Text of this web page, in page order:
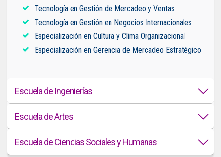
Tecnología en Gestión de Mercadeo y Ventas
Tecnología en Gestión en Negocios Internacionales
Especialización en Cultura y Clima Organizacional
Especialización en Gerencia de Mercadeo Estratégico
Escuela de Ingenierías
Escuela deArtes
Escuela deCiencias Sociales y Humanas